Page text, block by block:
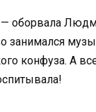
оборвала
занимался
конфуза. А